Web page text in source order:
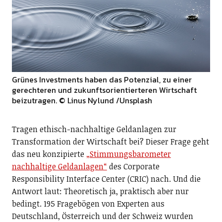
Grünes Investments haben das Potenzial, zu einer
gerechteren und zukunftsorientierteren Wirtschaft
beizutragen. © Linus Nylund /Unsplash
Tragen ethisch-nachhaltige Geldanlagen zur
Transformation der Wirtschaft bei? Dieser Frage geht
das neu konzipierte „Stimmungsbarometer
nachhaltige Geldanlagen“ des Corporate
Responsibility Interface Center (CRIC) nach. Und die
Antwort laut: Theoretisch ja, praktisch aber nur
bedingt. 195 Fragebögen von Experten aus
Deutschland, Österreich und der Schweiz wurden